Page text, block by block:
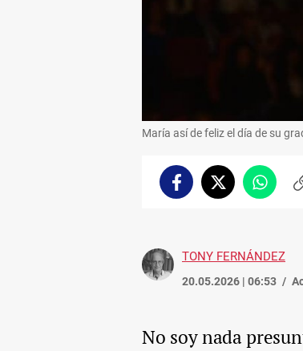
María así de feliz el día de su
FacebookTwitter
TONY FERNÁNDEZ
20.05.2026 | 06:53
No soy nada